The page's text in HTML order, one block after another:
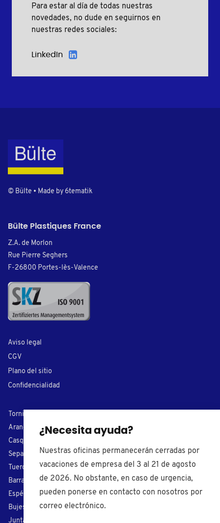
¿Necesita ayuda?
Nuestras oficinas permanecerán cerradas por
vacaciones de empresa del 3 al 21 de agosto
de 2026. No obstante, en caso de urgencia,
pueden ponerse en contacto con nosotros por
correo electrónico.
Para estar al día de todas nuestras
novedades, no dude en seguirnos en
nuestras redes sociales:
LinkedIn
© Bülte • Made by 6tematik
Bülte Plastiques France
Z.A. de Morlon
Rue Pierre Seghers
F-26800 Portes-lès-Valence
Aviso legal
CGV
Plano del sitio
Confidencialidad
Tornillos plásticos
Arandelas de nylon
Conteras
Casquillos
Separadores
Tapones plásticos
Tuercas plásticas
Cojinetes
Barras roscados
Pomos de apriete
Espérragos
Tiradores
Bujes aislantes
Patas regulables
Juntas tóricas